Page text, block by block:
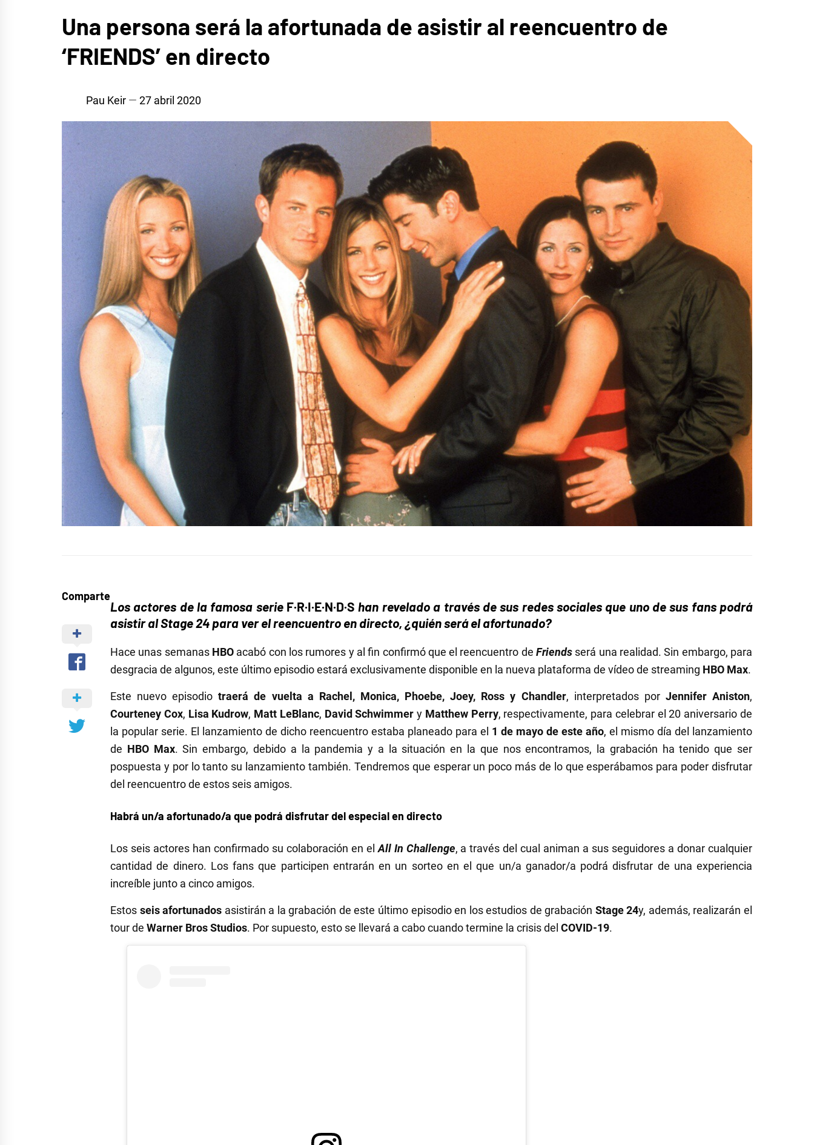
SERIES
Y TV
Una persona será la afortunada de asistir al reencuentro de
‘FRIENDS’ en directo
Pau Keir 27 abril 2020
Comparte
Los actores de la famosa serie F·R·I·E·N·D·Shan revelado a través de sus redes sociales que uno de sus fans podrá
asistir al Stage 24 para ver el reencuentro en directo, ¿quién será el afortunado?
Hace unas semanas HBO acabó con los rumores y al fin confirmó que el reencuentro deFriends será una realidad. Sin embargo, para
desgracia de algunos, este último episodio estará exclusivamente disponible en la nueva plataforma de vídeo de streaming HBO Max.
Este nuevo episodiotraerá de vuelta a Rachel, Monica, Phoebe, Joey, Ross y Chandler, interpretados por Jennifer Aniston,
Courteney Cox, Lisa Kudrow, Matt LeBlanc, David Schwimmery Matthew Perry, respectivamente, para celebrar el 20 aniversario de
la popular serie. El lanzamiento de dicho reencuentro estaba planeado para el 1 de mayo de este año, el mismo día del lanzamiento
de HBO Max. Sin embargo, debido a la pandemia y a la situación en la que nos encontramos, la grabación ha tenido que ser
pospuesta y por lo tanto su lanzamiento también. Tendremos que esperar un poco más de lo que esperábamos para poder disfrutar
del reencuentro de estos seis amigos.
Habrá un/a afortunado/a que podrá disfrutar del especial en directo
Los seis actores han confirmado su colaboración en elAll In Challenge, a través del cual animan a sus seguidores a donar cualquier
cantidad de dinero. Los fans que participen entrarán en un sorteo en el que un/a ganador/a podrá disfrutar de una experiencia
increíble junto a cinco amigos.
Estos seis afortunados asistirán a la grabación de este último episodio en los estudios de grabación Stage 24y, además, realizarán el
tour de Warner Bros Studios. Por supuesto, esto se llevará a cabo cuando termine la crisis del COVID-19.